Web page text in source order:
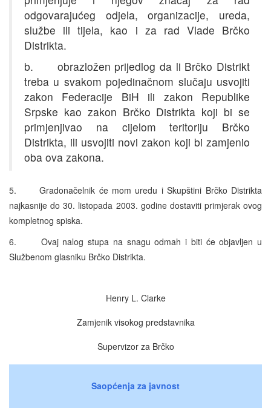
odgovarajućeg odjela, organizacije, ureda,
službe ili tijela, kao i za rad Vlade Brčko
Distrikta.
b. obrazložen prijedlog da li Brčko Distrikt
treba u svakom pojedinačnom slučaju usvojiti
zakon Federacije BiH ili zakon Republike
Srpske kao zakon Brčko Distrikta koji bi se
primjenjivao na cijelom teritoriju Brčko
Distrikta, ili usvojiti novi zakon koji bi zamjenio
oba ova zakona.
5. Gradonačelnik će mom uredu i Skupštini Brčko Distrikta
najkasnije do 30. listopada 2003. godine dostaviti primjerak ovog
kompletnog spiska.
6. Ovaj nalog stupa na snagu odmah i biti će objavljen u
Službenom glasniku Brčko Distrikta.
Henry L. Clarke
Zamjenik visokog predstavnika
Supervizor za Brčko
Saopćenja za javnost